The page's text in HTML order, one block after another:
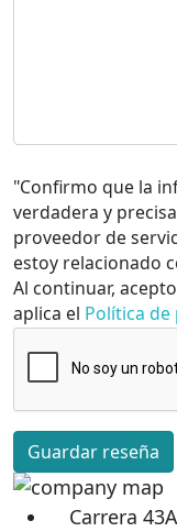
"Confirmo que la
verdadera y
proveedor de
estoy relacionado
Al continuar,
aplica el Política de
Guardar reseña
Carrera